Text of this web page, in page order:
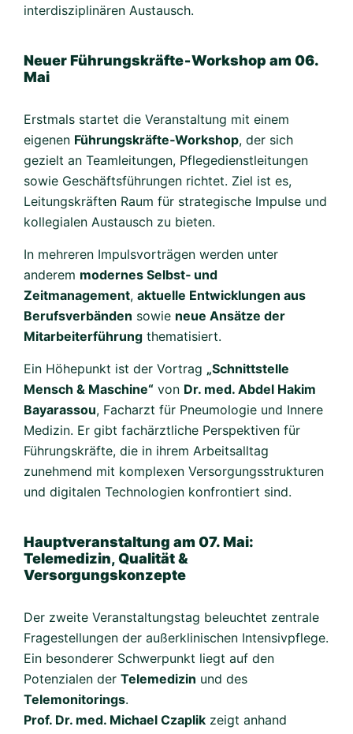
interdisziplinären Austausch.
Neuer Führungskräfte‑Workshop am 06.
Mai
Erstmals startet die Veranstaltung mit einem
eigenen Führungskräfte‑Workshop, der sich
gezielt an Teamleitungen, Pflegedienstleitungen
sowie Geschäftsführungen richtet. Ziel ist es,
Leitungskräften Raum für strategische Impulse und
kollegialen Austausch zu bieten.
In mehreren Impulsvorträgen werden unter
anderem modernes Selbst‑ und
Zeitmanagement, aktuelle Entwicklungen aus
Berufsverbänden sowie neue Ansätze der
Mitarbeiterführung thematisiert.
Ein Höhepunkt ist der Vortrag „Schnittstelle
Mensch & Maschine“ von Dr. med. Abdel Hakim
Bayarassou, Facharzt für Pneumologie und Innere
Medizin. Er gibt fachärztliche Perspektiven für
Führungskräfte, die in ihrem Arbeitsalltag
zunehmend mit komplexen Versorgungsstrukturen
und digitalen Technologien konfrontiert sind.
Hauptveranstaltung am 07. Mai:
Telemedizin, Qualität &
Versorgungskonzepte
Der zweite Veranstaltungstag beleuchtet zentrale
Fragestellungen der außerklinischen Intensivpflege.
Ein besonderer Schwerpunkt liegt auf den
Potenzialen der Telemedizin und des
Telemonitorings.
Prof. Dr. med. Michael Czaplik zeigt anhand